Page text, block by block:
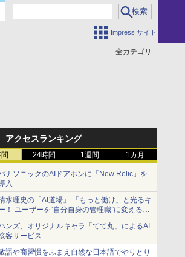
Impress サイト
全カテゴリ
アクセスランキング
24時間 1週間 1カ月
ナソニックのAIドアホンに「New Relic」を
入
水理史の「AI道場」 「もっと働け」と光るキ
！ ユーザーを“自分自身の管理職”に変える
「Codex Micro」
ンズ、オリジナルキャラ「てて丸」によるAI
客サービス
語や商習慣をふまえ自然な日本語でやりとり